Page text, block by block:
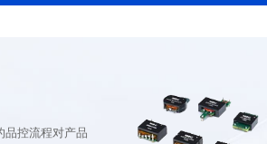
封装尺寸: 12.7*8.3mm